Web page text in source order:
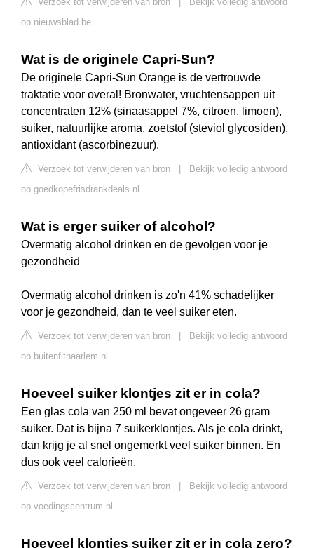
op nieuwsblad.be
Wat is de originele Capri-Sun?
De originele Capri-Sun Orange is de vertrouwde
traktatie voor overal! Bronwater, vruchtensappen uit
concentraten 12% (sinaasappel 7%, citroen, limoen),
suiker, natuurlijke aroma, zoetstof (steviol glycosiden),
antioxidant (ascorbinezuur).
Verzoek tot verwijderen van bron
Bekijk volledig antwoord
op goedkopefrisdrankdeals.nl
Wat is erger suiker of alcohol?
Overmatig alcohol drinken en de gevolgen voor je
gezondheid
Overmatig alcohol drinken is zo'n 41% schadelijker
voor je gezondheid, dan te veel suiker eten.
Verzoek tot verwijderen van bron
Bekijk volledig antwoord
op buitenfithaarlem.nl
Hoeveel suiker klontjes zit er in cola?
Een glas cola van 250 ml bevat ongeveer 26 gram
suiker. Dat is bijna 7 suikerklontjes. Als je cola drinkt,
dan krijg je al snel ongemerkt veel suiker binnen. En
dus ook veel calorieën.
Verzoek tot verwijderen van bron
Bekijk volledig antwoord
op voedingscentrum.nl
Hoeveel klontjes suiker zit er in cola zero?